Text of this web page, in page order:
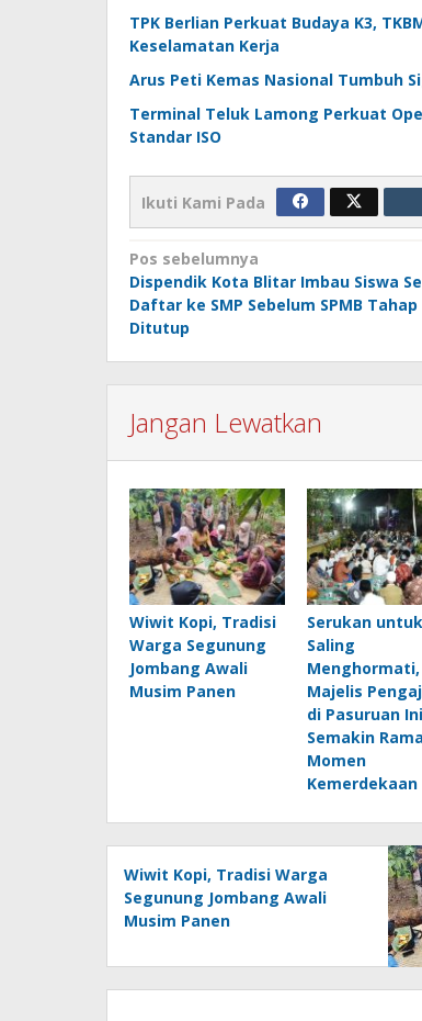
TPK Berlian Perkuat Budaya K3,
Keselamatan Kerja
Arus Peti Kemas Nasional Tumbuh
Terminal Teluk Lamong Perkuat
Standar ISO
Ikuti Kami Pada
Navigasi
pos
Pos sebelumnya
Dispendik Kota Blitar Imbau Siswa
Daftar ke SMP Sebelum SPMB
Ditutup
Jangan Lewatkan
Wiwit Kopi, Tradisi
Warga Segunung
Jombang Awali
Musim Panen
Serukan untuk
Saling
Menghormati,
Majelis
di Pasuruan Ini
Semakin
Momen
Kemerdekaan
Wiwit Kopi, Tradisi Warga
Segunung Jombang Awali
Musim Panen